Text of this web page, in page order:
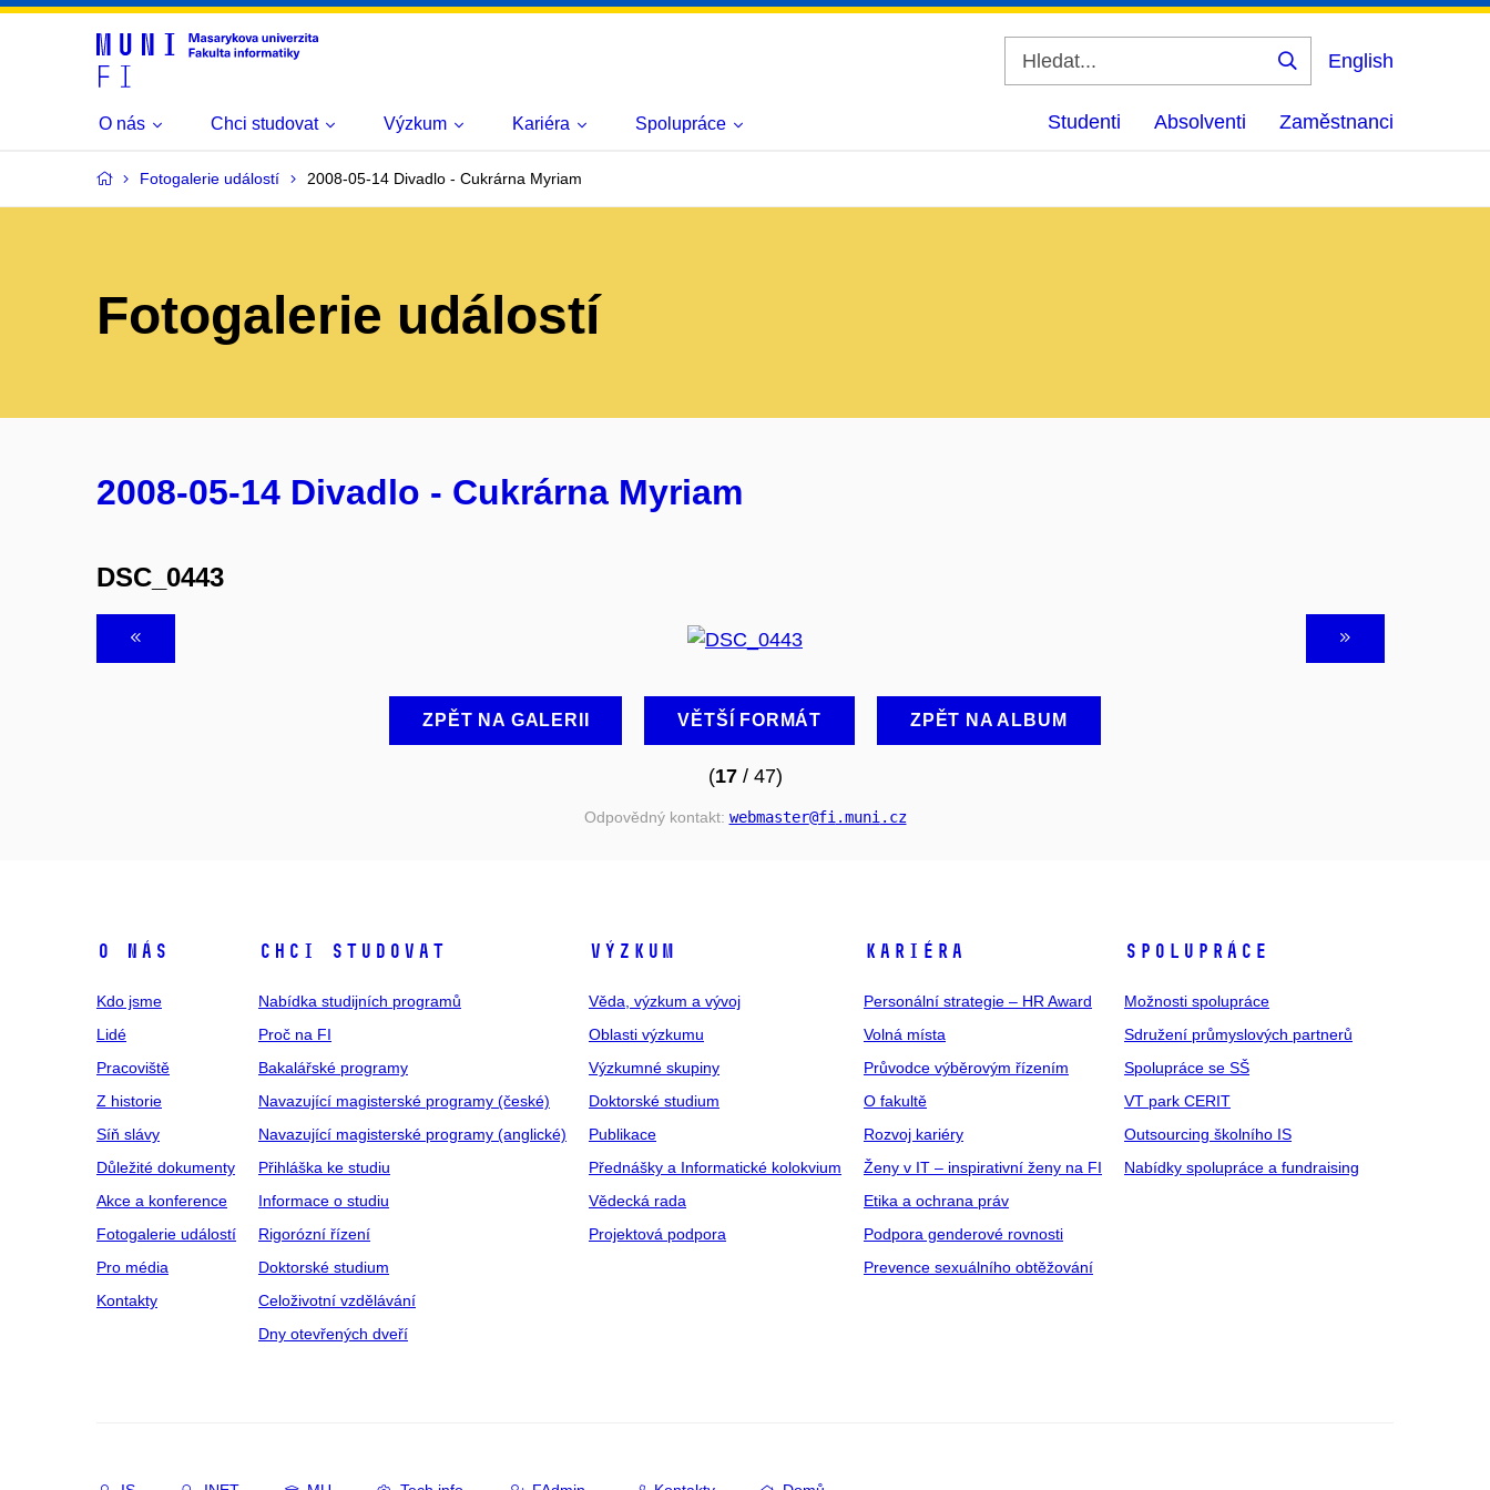
Vyhledat
English
O nás Chci studovat Výzkum Kariéra Spolupráce Studenti Absolventi Zaměstnanci
Fotogalerie událostí 2008-05-14 Divadlo - Cukrárna Myriam
Fotogalerie událostí
2008-05-14 Divadlo - Cukrárna Myriam
DSC_0443
ZPĚT NA GALERII VĚTŠÍ FORMÁT ZPĚT NA ALBUM
(17/ 47)
Odpovědný kontakt: webmaster@fi .muni .cz
O NÁS
Kdo jsme
Lidé
Pracoviště
Z historie
Síň slávy
Důležité dokumenty
Akce a konference
Fotogalerie událostí
Pro média
Kontakty
CHCI STUDOVAT
Nabídka studijních programů
Proč na FI
Bakalářské programy
Navazující magisterské programy (české)
Navazující magisterské programy (anglické)
Přihláška ke studiu
Informace o studiu
Rigorózní řízení
Doktorské studium
Celoživotní vzdělávání
Dny otevřených dveří
VÝZKUM
Věda, výzkum a vývoj
Oblasti výzkumu
Výzkumné skupiny
Doktorské studium
Publikace
Přednášky a Informatické kolokvium
Vědecká rada
Projektová podpora
KARIÉRA
Personální strategie – HR Award
Volná místa
Průvodce výběrovým řízením
O fakultě
Rozvoj kariéry
Ženy v IT – inspirativní ženy na FI
Etika a ochrana práv
Podpora genderové rovnosti
Prevence sexuálního obtěžování
SPOLUPRÁCE
Možnosti spolupráce
Sdružení průmyslových partnerů
Spolupráce se SŠ
VT park CERIT
Outsourcing školního IS
Nabídky spolupráce a fundraising